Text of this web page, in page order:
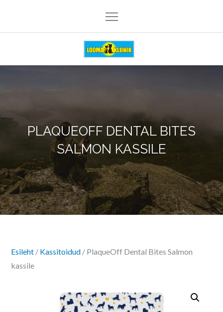
content
Loomakliinik Päike
PLAQUEOFF DENTAL BITES
SALMON KASSILE
Esileht / Kassitoidud / PlaqueOff Dental Bites Salmon
kassile